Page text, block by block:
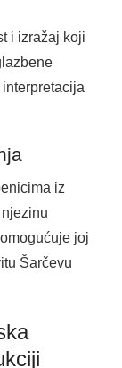
i izražaj koji
iz
joj
Šarčevu